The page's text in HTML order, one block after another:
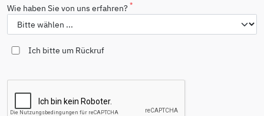
Wie haben Sie von uns erfahren? *
Ich bitte um Rückruf